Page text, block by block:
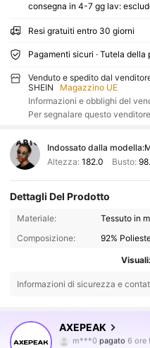
consegna in 4-7 gg lav:
Resi gratuiti entro 30 giorni
Pagamenti sicuri · Tutela della
Venduto e spedito dal
SHEIN
Magazzino UE
Informazioni e obblighi del
Per segnalare questo
Indossato dalla modella:
Altezza: 182.0 Busto:
Dettagli Del Prodotto
Materiale:
Tessuto in
Composizione:
92%
Informazioni di sicurezza e
AXEPEAK
m***0pagato
a***5segue4 ore fa